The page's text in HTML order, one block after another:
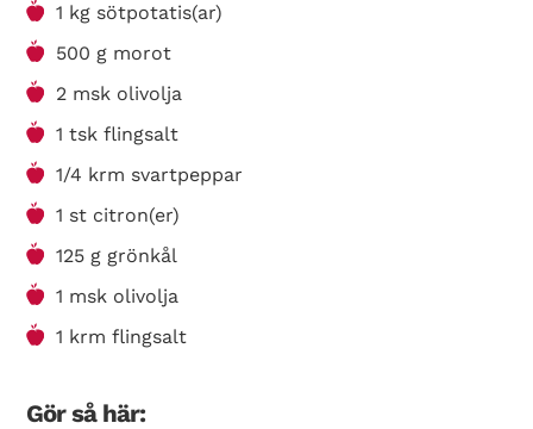
1 kg sötpotatis(ar)
500 g morot
2 msk olivolja
1 tsk flingsalt
1/4 krm svartpeppar
1 st citron(er)
125 g grönkål
1 msk olivolja
1 krm flingsalt
Gör så här: